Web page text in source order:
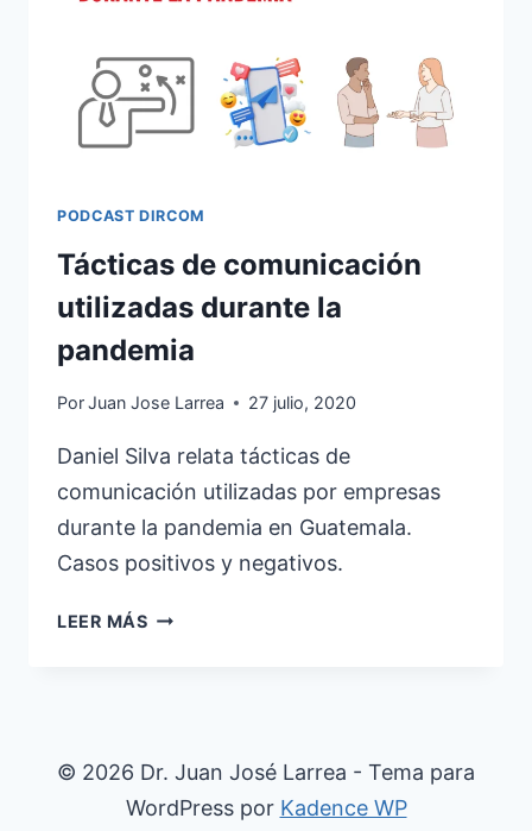
PODCAST DIRCOM
Tácticas de comunicación
utilizadas durante la
pandemia
PorJuan Jose Larrea 27 julio, 2020
Daniel Silva relata tácticas de
comunicación utilizadas por empresas
durante la pandemia en Guatemala.
Casos positivos y negativos.
LEER MÁSTÁCTICAS
PANDEMIA
© 2026 Dr. Juan José Larrea - Tema para
WordPress por Kadence WP